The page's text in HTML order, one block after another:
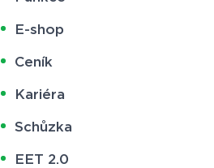
E-shop
Ceník
Kariéra
Schůzka
EET 2.0